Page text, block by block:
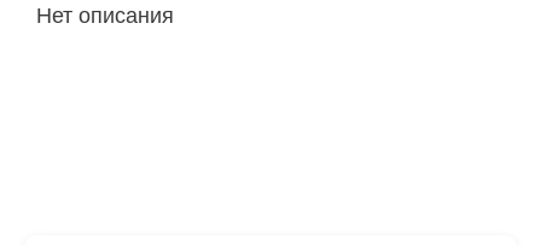
Нет описания